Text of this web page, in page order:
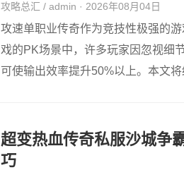
攻略总汇 / admin · 2026年08月04日
攻速单职业传奇作为竞技性极强的
戏的PK场景中，许多玩家因忽视细
可使输出效率提升50%以上。本文
超变热血传奇私服沙城争
巧